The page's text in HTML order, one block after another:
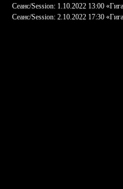
Сеанс/Session: 1.10.2022 13:00
Сеанс/Session: 2.10.2022 17:30